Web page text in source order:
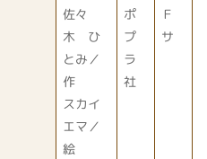
佐々
木 ひ
とみ／
作
スカイ
エマ／
絵
ポ
プ
ラ
社
Ｆ
サ